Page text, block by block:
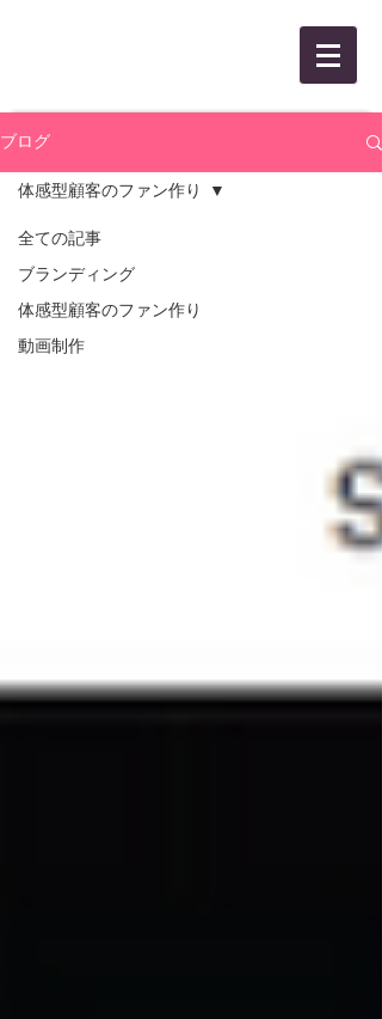
ブログ
全ての記事
ブランディング
体感型顧客のファン作り
動画制作
体感型顧客のファン作り